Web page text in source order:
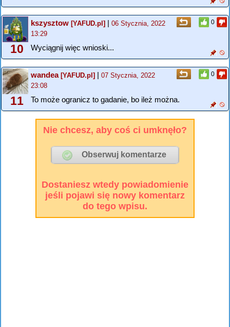
0
10
kszysztow [YAFUD.pl] | 06 Stycznia, 2022
13:29
Wyciągnij więc wnioski...
0
11
wandea[YAFUD.pl] | 07 Stycznia, 2022
23:08
To może ogranicz to gadanie, bo ileż można.
Nie chcesz, aby coś ci umknęło?
Dostaniesz wtedy powiadomienie
jeśli pojawi się nowy komentarz
do tego wpisu.